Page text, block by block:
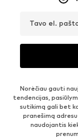
Tavo el.
Norėčiau gauti
tendencijas,
sutikimą gali bet
pranešimą adresu
naudojantis